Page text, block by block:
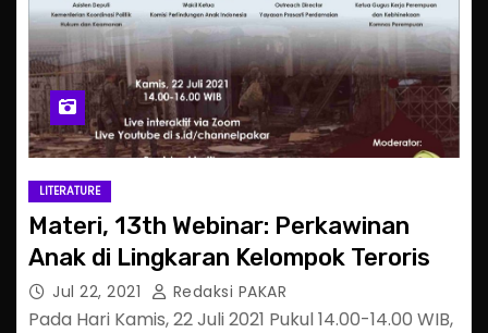
LITERATURE
Materi, 13th Webinar: Perkawinan
Anak di Lingkaran Kelompok Teroris
Jul 22, 2021 Redaksi PAKAR
Pada Hari Kamis, 22 Juli 2021 Pukul 14.00-14.00 WIB,